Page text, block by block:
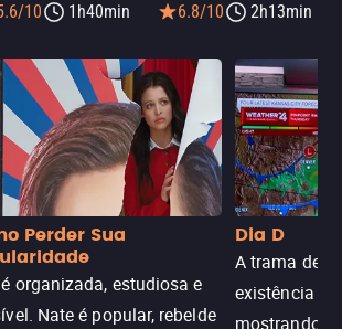
10
1h40min
6.8/10
2h13min
Perder Sua
organizada, estudiosa e
Nate é popular, rebelde
Dia D
A trama de
existência
mostrando